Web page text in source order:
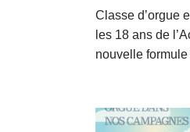
Classe d’orgue
les 18 ans de
nouvelle